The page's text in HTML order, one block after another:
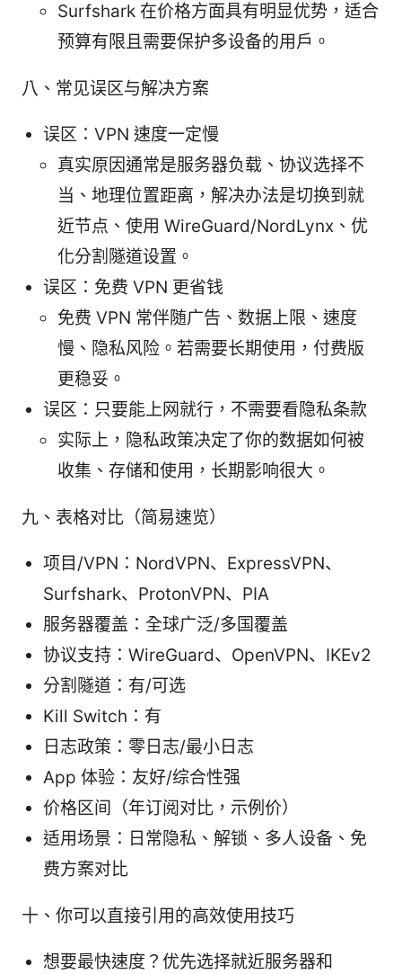
Surfshark 在价格方面具有明显优势，适合
预算有限且需要保护多设备的用户。
八、常见误区与解决方案
误区：VPN 速度一定慢
真实原因通常是服务器负载、协议选择不
当、地理位置距离，解决办法是切换到就
近节点、使用 WireGuard/NordLynx、优
化分割隧道设置。
误区：免费 VPN 更省钱
免费 VPN 常伴随广告、数据上限、速度
慢、隐私风险。若需要长期使用，付费版
更稳妥。
误区：只要能上网就行，不需要看隐私条款
实际上，隐私政策决定了你的数据如何被
收集、存储和使用，长期影响很大。
九、表格对比（简易速览）
项目/VPN：NordVPN、ExpressVPN、
Surfshark、ProtonVPN、PIA
服务器覆盖：全球广泛/多国覆盖
协议支持：WireGuard、OpenVPN、IKEv2
分割隧道：有/可选
Kill Switch：有
日志政策：零日志/最小日志
App 体验：友好/综合性强
价格区间（年订阅对比，示例价）
适用场景：日常隐私、解锁、多人设备、免
费方案对比
十、你可以直接引用的高效使用技巧
想要最快速度？优先选择就近服务器和